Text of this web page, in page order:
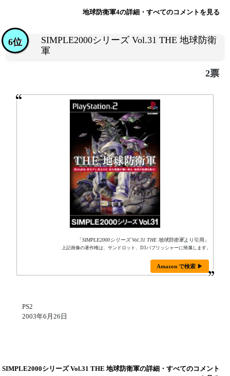
地球防衛軍4の詳細・すべてのコメントを見る
SIMPLE2000シリーズ Vol.31 THE 地球防衛
軍
6位
2票
「SIMPLE2000シリーズ Vol.31 THE 地球防衛軍より引用」
上記画像の著作権は、サンドロット、D3パブリッシャーに帰属します。
Amazon で検索 ▶
PS2
2003年6月26日
SIMPLE2000シリーズ Vol.31 THE 地球防衛軍の詳細・すべてのコメント